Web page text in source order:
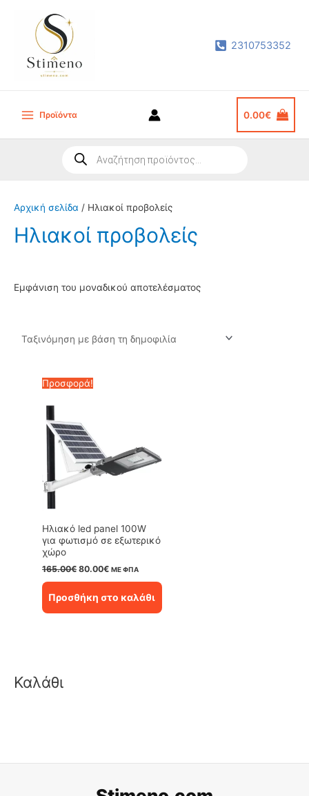
περιεχόμενο
2310753352
Main
Προϊόντα 0.00€
search
Αρχική σελίδα / Ηλιακοί προβολείς
Ηλιακοί προβολείς
Εμφάνιση του μοναδικού αποτελέσματος
Προσφορά!
Ηλιακό led panel 100W
για φωτισμό σε εξωτερικό
χώρο
165.00€ Original
price
165.00€.
80.00€Η
τρέχουσα
είναι:
80.00€.
ΜΕ ΦΠΑ
Προσθήκη στο καλάθι
Καλάθι